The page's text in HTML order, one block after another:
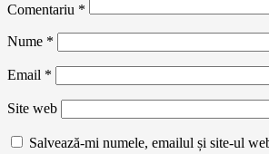
Comentariu *
Nume *
Email *
Site web
Salvează-mi numele, emailul și site-ul